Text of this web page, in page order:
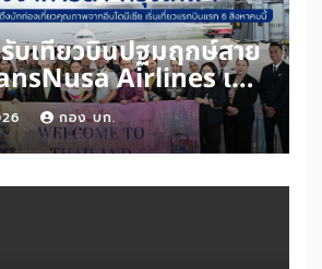
บเที่ยวบินปฐมฤกษ์สาย
Airlines เส้น
า-กรุงเทพฯ เสริม Air
ดึงนักท่องเที่ยว
นโดนีเซีย เริ่มเที่ยว
6 สิงหาคมนี้
กอง บก.